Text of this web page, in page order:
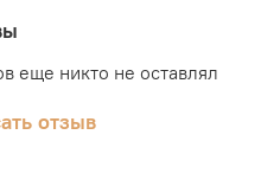
S+S Regeltechnik ATF2
наружной
еще никто не оставлял
отзыв